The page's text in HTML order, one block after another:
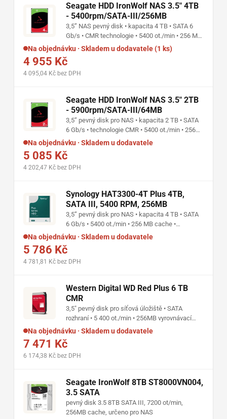
Seagate HDD IronWolf NAS 3.5" 4TB
- 5400rpm/SATA-III/256MB
3,5” NAS pevný disk • kapacita 4 TB • SATA 6
Gb/s • CMR technologie • 5400 ot./min • 256 MB
cache • až 202 MB/s • provoz 24/7 • pro NAS s
Na objednávku · Skladem u dodavatele (1 ks)
4 955 Kč
4 095,04 Kč bez DPH
Seagate HDD IronWolf NAS 3.5" 2TB
- 5900rpm/SATA-III/64MB
3,5” pevný disk pro NAS • kapacita 2 TB • SATA
6 Gb/s • technologie CMR • 5400 ot./min • 256
MB cache • přenosová rychlost až 180 MB/s •
diskovými pozicemi
Na objednávku · Skladem u dodavatele
5 085 Kč
4 202,47 Kč bez DPH
Synology HAT3300-4T Plus 4TB,
SATA III, 5400 RPM, 256MB
3,5” pevný disk pro NAS • kapacita 4 TB • SATA
6 Gb/s • 5400 ot./min • 256 MB cache •
technologie CMR • přenosová rychlost až 202
Synology NAS
Na objednávku · Skladem u dodavatele
5 786 Kč
4 781,81 Kč bez DPH
Western Digital WD Red Plus 6 TB
CMR
3,5" pevný disk pro síťová úložiště • SATA
rozhraní • 5 400 ot./min • 256MB vyrovnávací
paměť • přenos až 180 MB/s • navržený pro
Na objednávku · Skladem u dodavatele
7 471 Kč
6 174,38 Kč bez DPH
Seagate IronWolf 8TB ST8000VN004,
3.5 SATA
pevný disk 3.5 8TB SATA III, 7200 ot/min,
256MB cache, určeno pro NAS